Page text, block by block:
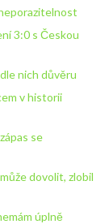
3:0 s Českou
nich důvěru
v historii
se
dovolit, zlobil
úplně